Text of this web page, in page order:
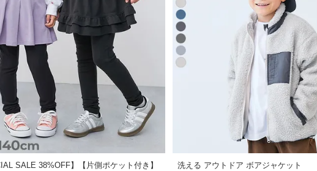
SALE 38%OFF】【片側ポケット付き】
洗える アウトドア ボアジャケット